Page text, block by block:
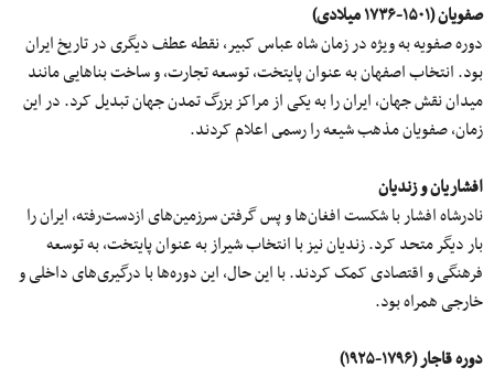
صفویان (۱۵۰۱-۱۷۳۶ میلادی)
دوره صفویه به‌ ویژه در زمان شاه عباس کبیر، نقطه عطف دیگری در تاریخ ایران
بود. انتخاب اصفهان به‌ عنوان پایتخت، توسعه تجارت، و ساخت بناهایی مانند
میدان نقش جهان، ایران را به یکی از مراکز بزرگ تمدن جهان تبدیل کرد. در این
زمان، صفویان مذهب شیعه را رسمى اعلام کردند.
افشاریان و زندیان
نادرشاه افشار با شکست افغان‌ها و پس گرفتن سرزمین‌های ازدست‌‌رفته، ایران را
بار دیگر متحد کرد. زندیان نیز با انتخاب شیراز به‌ عنوان پایتخت، به توسعه
فرهنگی و اقتصادی کمک کردند. با این حال، این دوره‌ها با درگیری‌های داخلی و
خارجی همراه بود.
دوره قاجار (۱۷۹۶-۱۹۲۵)